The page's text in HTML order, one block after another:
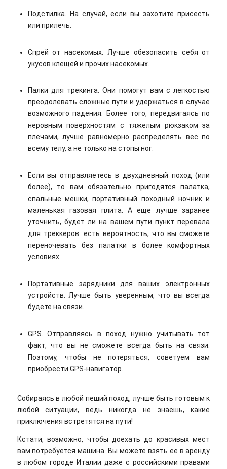
Подстилка. На случай, если вы захотите присесть
или прилечь.
Спрей от насекомых. Лучше обезопасить себя от
укусов клещей и прочих насекомых.
Палки для трекинга. Они помогут вам с легкостью
преодолевать сложные пути и удержаться в случае
возможного падения. Более того, передвигаясь по
неровным поверхностям с тяжелым рюкзаком за
плечами, лучше равномерно распределять вес по
всему телу, а не только на стопы ног.
Если вы отправляетесь в двухдневный поход (или
более), то вам обязательно пригодятся палатка,
спальные мешки, портативный походный ночник и
маленькая газовая плита. А еще лучше заранее
уточнить, будет ли на вашем пути пункт перевала
для треккеров: есть вероятность, что вы сможете
переночевать без палатки в более комфортных
условиях.
Портативные зарядники для ваших электронных
устройств. Лучше быть уверенным, что вы всегда
будете на связи.
GPS. Отправляясь в поход нужно учитывать тот
факт, что вы не сможете всегда быть на связи.
Поэтому, чтобы не потеряться, советуем вам
приобрести GPS-навигатор.
Собираясь в любой пеший поход, лучше быть готовым к
любой ситуации, ведь никогда не знаешь, какие
приключения встретятся на пути!
Кстати, возможно, чтобы доехать до красивых мест
вам потребуется машина. Вы можете взять ее в аренду
в любом городе Италии даже с российскими правами